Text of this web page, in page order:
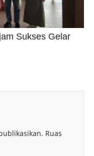
Sukses Gelar
Ruas